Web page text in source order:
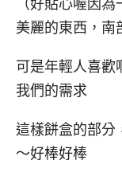
（好貼心喔因
美麗的東西，南
可是年輕人喜歡
我們的需求
這樣餅盒的部分
～好棒好棒